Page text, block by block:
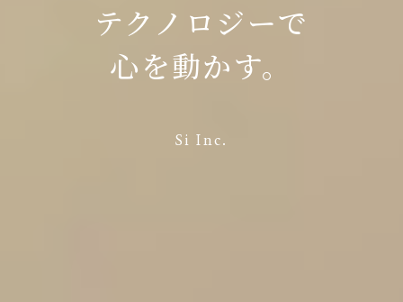
テクノロジーで
心を動かす。
Si Inc.